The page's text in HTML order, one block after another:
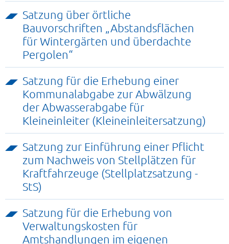
Satzung über örtliche
Bauvorschriften „Abstandsflächen
für Wintergärten und überdachte
Pergolen“
Satzung für die Erhebung einer
Kommunalabgabe zur Abwälzung
der Abwasserabgabe für
Kleineinleiter (Kleineinleitersatzung)
Satzung zur Einführung einer Pflicht
zum Nachweis von Stellplätzen für
Kraftfahrzeuge (Stellplatzsatzung -
StS)
Satzung für die Erhebung von
Verwaltungskosten für
Amtshandlungen im eigenen